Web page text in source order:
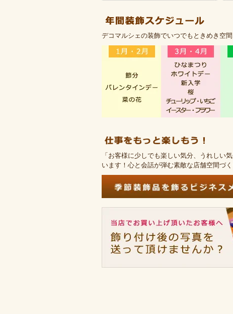
デコマルシェの装飾でいつでもときめき空
「お客様に少しでも楽しい気分、うれし
います！心と会話が弾む素敵な店舗空間づ